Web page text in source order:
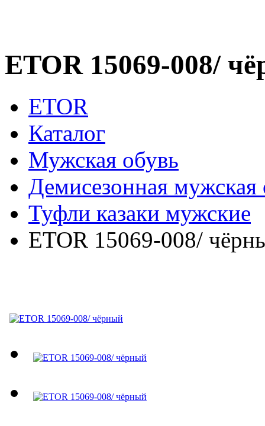
ETOR 15069-008/
ETOR
Каталог
Мужская обувь
Демисезонная мужская
Туфли казаки мужские
ETOR 15069-008/